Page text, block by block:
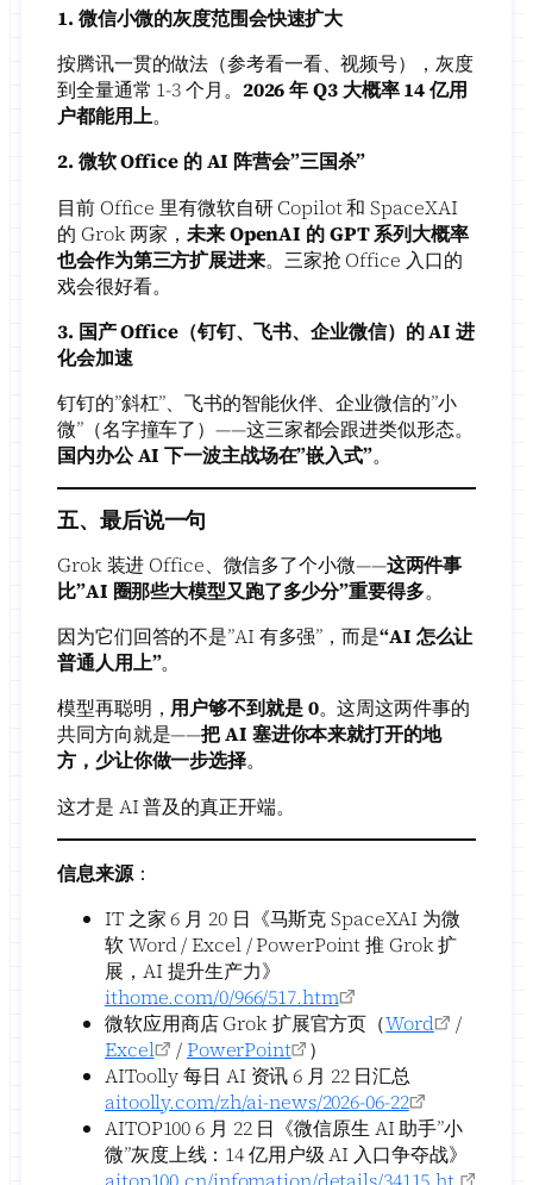
1. 微信小微的灰度范围会快速扩大
按腾讯一贯的做法（参考看一看、视频号），灰度
到全量通常 1-3 个月。 2026 年 Q3 大概率 14 亿用
户都能用上。
2. 微软 Office 的 AI 阵营会”三国杀”
目前 Office 里有微软自研 Copilot 和 SpaceXAI
的 Grok 两家， 未来 OpenAI 的 GPT 系列大概率
也会作为第三方扩展进来。三家抢 Office 入口的
戏会很好看。
3. 国产 Office（钉钉、飞书、企业微信）的 AI 进
化会加速
钉钉的”斜杠”、飞书的智能伙伴、企业微信的”小
微”（名字撞车了）——这三家都会跟进类似形态。
国内办公 AI 下一波主战场在”嵌入式”。
五、最后说一句
Grok 装进 Office、微信多了个小微——这两件事
比”AI 圈那些大模型又跑了多少分”重要得多。
因为它们回答的不是”AI 有多强”，而是“AI 怎么让
普通人用上”。
模型再聪明， 用户够不到就是 0。这周这两件事的
共同方向就是——把 AI 塞进你本来就打开的地
方，少让你做一步选择。
这才是 AI 普及的真正开端。
信息来源：
IT 之家 6 月 20 日《马斯克 SpaceXAI 为微
软 Word / Excel / PowerPoint 推 Grok 扩
展，AI 提升生产力》
ithome.com/0/966/517.htm
微软应用商店 Grok 扩展官方页（Word
/
Excel
/PowerPoint
）
AIToolly 每日 AI 资讯 6 月 22 日汇总
aitoolly.com/zh/ai-news/2026-06-22
AITOP100 6 月 22 日《微信原生 AI 助手”小
微”灰度上线：14 亿用户级 AI 入口争夺战》